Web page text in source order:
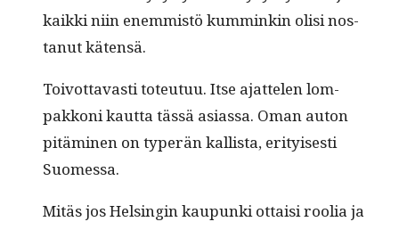
kaik­ki niin enem­mistö kum­minkin olisi nos­
tanut kätensä.
Toiv­ot­tavasti toteu­tuu. Itse ajat­te­len lom­
pakkoni kaut­ta tässä asi­as­sa. Oman auton
pitämi­nen on type­r­än kallista, eri­tyis­es­ti
Suomessa.
Mitäs jos Helsin­gin kaupun­ki ottaisi roo­lia ja